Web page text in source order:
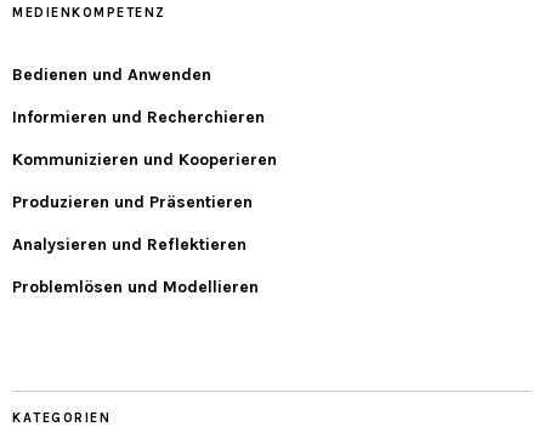
MEDIENKOMPETENZ
Bedienen und Anwenden
Informieren und Recherchieren
Kommunizieren und Kooperieren
Produzieren und Präsentieren
Analysieren und Reflektieren
Problemlösen und Modellieren
KATEGORIEN